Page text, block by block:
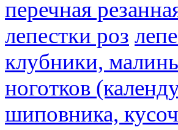
перечная
лепестки роз
клубники,
ноготков
шиповника,